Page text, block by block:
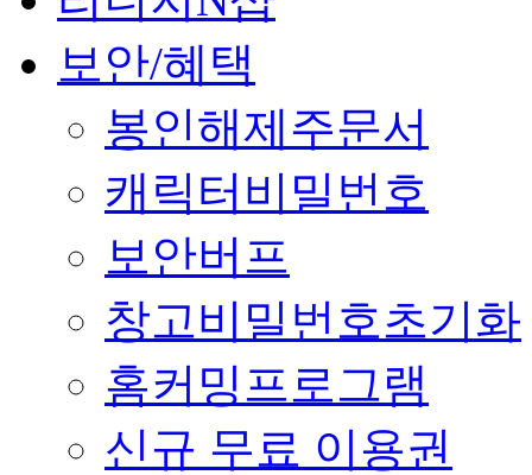
보안/혜택
봉인해제주문서
캐릭터비밀번호
보안버프
창고비밀번호초기화
홈커밍프로그램
신규 무료 이용권